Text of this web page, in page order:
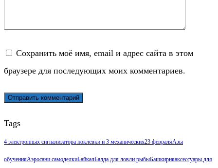
Сохранить моё имя, email и адрес сайта в этом
браузере для последующих моих комментариев.
Tags
4 электронных сигнализатора поклевки и 3 механических23 февраляАзы
обученияАэросани самоделкиБайкалБалда для ловли рыбыБашкирияаксессуары для